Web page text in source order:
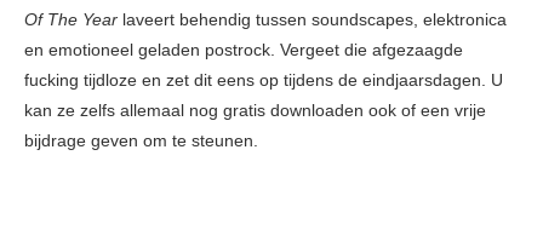
Of The Year laveert behendig tussen soundscapes, elektronica
en emotioneel geladen postrock. Vergeet die afgezaagde
fucking tijdloze en zet dit eens op tijdens de eindjaarsdagen. U
kan ze zelfs allemaal nog gratis downloaden ook of een vrije
bijdrage geven om te steunen.